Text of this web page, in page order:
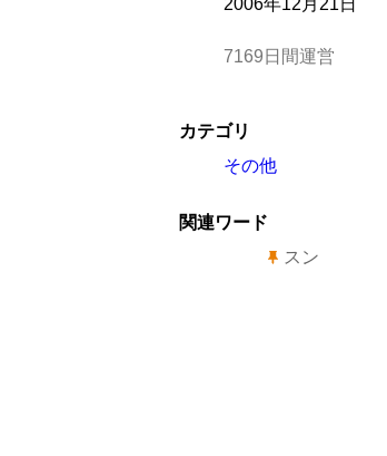
2006年12月21日
7169日間運営
カテゴリ
その他
関連ワード
スン